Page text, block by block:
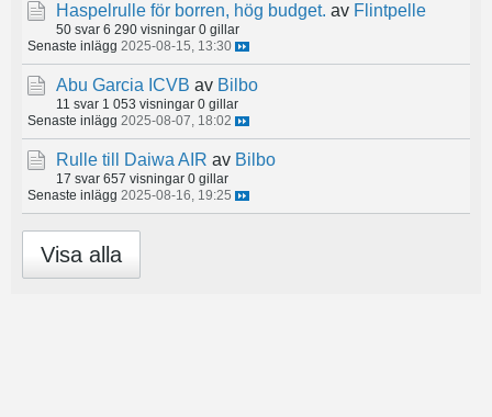
Haspelrulle för borren, hög budget. av Flintpelle
50 svar 6 290 visningar 0 gillar
Senaste inlägg 2025-08-15, 13:30
Abu Garcia ICVB av Bilbo
11 svar 1 053 visningar 0 gillar
Senaste inlägg 2025-08-07, 18:02
Rulle till Daiwa AIR av Bilbo
17 svar 657 visningar 0 gillar
Senaste inlägg 2025-08-16, 19:25
Visa alla